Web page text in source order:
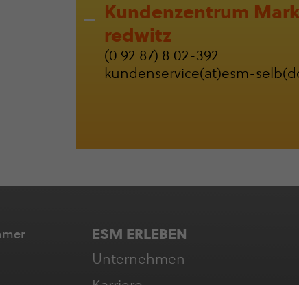
Kunden­zen­trum
red­witz
(0 92 87) 8 02-392
kun­den­ser­vice(at)esm-
ESM ERLEBEN
Unter­neh­men